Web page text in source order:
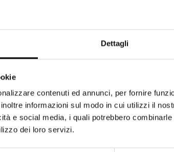
Dettagli
contenuti ed annunci, per fornire
informazioni sul modo in cui utilizzi il
e social media, i quali potrebbero
dei loro servizi.
in 24/48h tramite corriere BRT con collo tracciabile
RITIRO IN NEGOZIO.
ritratti creativi e fotografia in condizioni di scarsa
1.8 STM garantisce una qualità dell’immagine
ridotta. Questo obiettivo ti consente di
e l’ampia apertura f/1.8 fa entrare più luce,
Con un peso di soli 160 g e una
portare sempre con te.